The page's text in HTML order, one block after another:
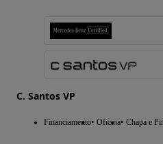
C. Santos VP
Financiamento Oficina Chapa e